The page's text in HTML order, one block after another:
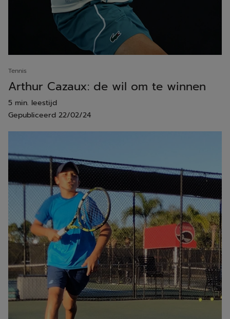
Tennis
Arthur Cazaux: de wil om te winnen
5 min. leestijd
Gepubliceerd 22/02/24